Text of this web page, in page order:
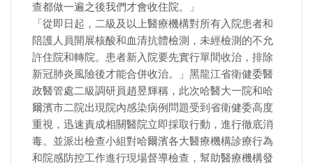
查都做一遍之後我們才會收住院。」
「從即日起，二級及以上醫療機構對所有入院患者和
陪護人員開展核酸和血清抗體檢測，未經檢測的不允
許住院和轉院。患者新入院要先實行單間收治，排除
新冠肺炎風險後才能合併收治。」黑龍江省衛健委醫
政醫管處二級調研員趙昱輝稱，此次哈醫大一院和哈
爾濱市二院出現院內感染病例問題受到省衛健委高度
重視，迅速責成相關醫院立即採取行動，進行徹底消
毒。並派出檢查小組對哈爾濱各大醫療機構診療行為
和院感防控工作進行現場督導檢查，幫助醫療機構發